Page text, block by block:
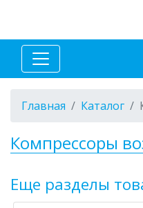
Главная Каталог
Компрессоры
Еще разделы